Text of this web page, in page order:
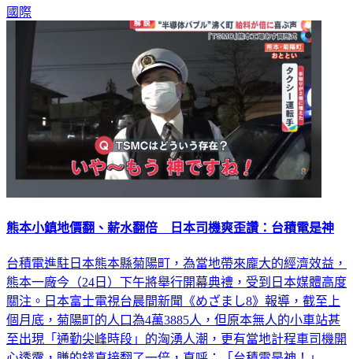
國際
熊本小鎮地價翻、薪水翻倍 日本司機爽歪讚：台積電是神
台積電進駐日本熊本縣菊陽町，為當地帶來龐大的經濟效益，
熊本一廠今（24日）下午將舉行開幕典禮，受到日本媒體高度
關注。日本富士電視台晨間新聞《めざまし8》報導，截至上
個月底，菊陽町的人口為4萬3885人，但原本無人的小車站甚
至出現「通勤尖峰時段」的洶湧人潮，更有當地計程車司機開